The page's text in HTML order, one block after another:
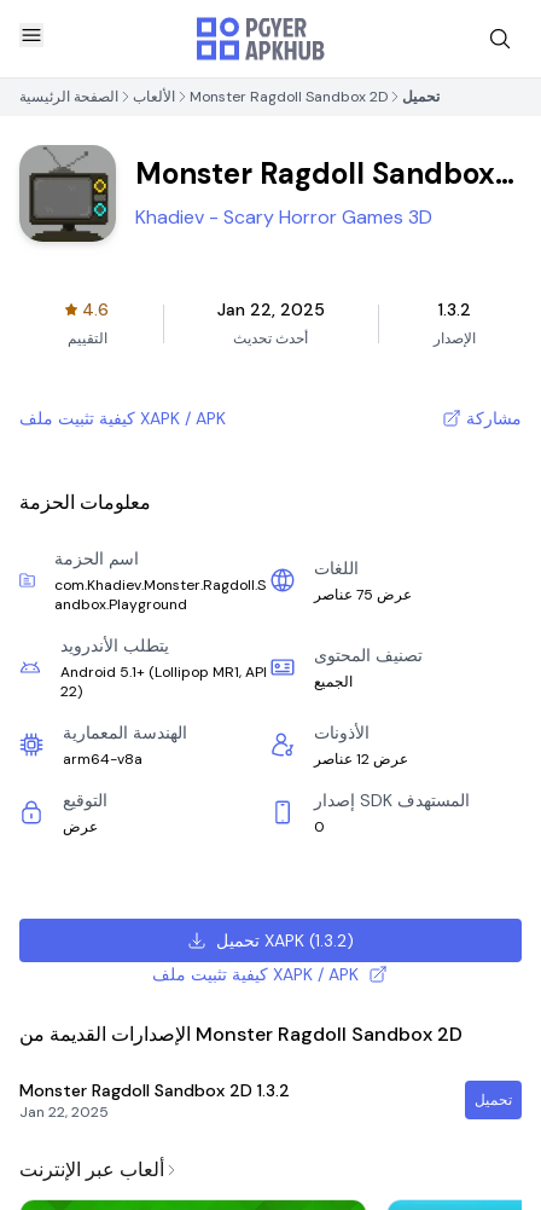
الصفحة الرئيسية الألعاب Monster Ragdoll Sandbox 2D تحميل
Monster Ragdoll Sandbox
2D
Khadiev - Scary Horror Games 3D
4.6
التقييم
Jan 22, 2025
أحدث تحديث
1.3.2
الإصدار
كيفية تثبيت ملف XAPK / APK مشاركة
معلومات الحزمة
اسم الحزمة
com.Khadiev.Monster.Ragdoll.S
andbox.Playground
اللغات
عرض 75 عناصر
يتطلب الأندرويد
Android 5.1+ (Lollipop MR1, API
22)
تصنيف المحتوى
الجميع
الهندسة المعمارية
arm64-v8a
الأذونات
عرض 12 عناصر
التوقيع
عرض
إصدار SDK المستهدف
0
تحميل XAPK(1.3.2)
كيفية تثبيت ملف XAPK / APK
الإصدارات القديمة من Monster Ragdoll Sandbox 2D
Monster Ragdoll Sandbox 2D 1.3.2
Jan 22, 2025
تحميل
ألعاب عبر الإنترنت